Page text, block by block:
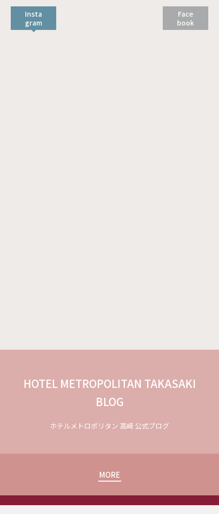
Insta
gram
Face
book
HOTEL METROPOLITAN TAKASAKI
BLOG
ホテルメトロポリタン 高崎 公式ブログ
MORE